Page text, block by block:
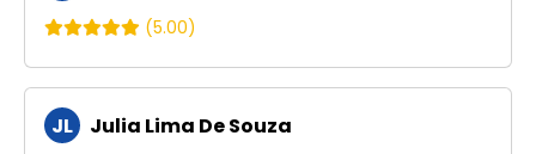
(5.00)
JL Julia Lima De Souza